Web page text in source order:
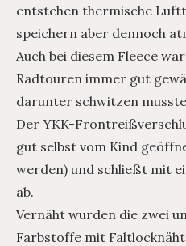
entstehen thermische
speichern aber dennoch
Auch bei diesem Fleece
Radtouren immer gut
darunter schwitzen
Der YKK-
gut selbst vom Kind
werden) und schließt mit
ab.
Vernäht wurden die zwei
Farbstoffe mit